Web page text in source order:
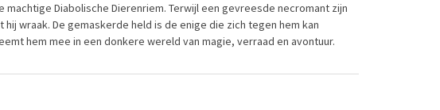
Diabolische Dierenriem. Terwijl een gevreesde necromant zijn
wraak. De gemaskerde held is de enige die zich tegen hem kan
hem mee in een donkere wereld van magie, verraad en avontuur.